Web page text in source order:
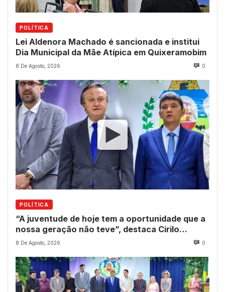
POLÍTICA
Lei Aldenora Machado é sancionada e institui
Dia Municipal da Mãe Atípica em Quixeramobim
8 De Agosto, 2026 0
POLÍTICA
“A juventude de hoje tem a oportunidade que a
nossa geração não teve”, destaca Cirilo
Pimenta durante Sessão Solene
8 De Agosto, 2026 0